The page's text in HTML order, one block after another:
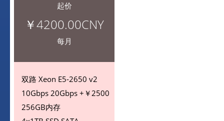
起价
￥4200.00CNY
每月
双路 Xeon E5-2650 v2
10Gbps 20Gbps +￥2500
256GB内存